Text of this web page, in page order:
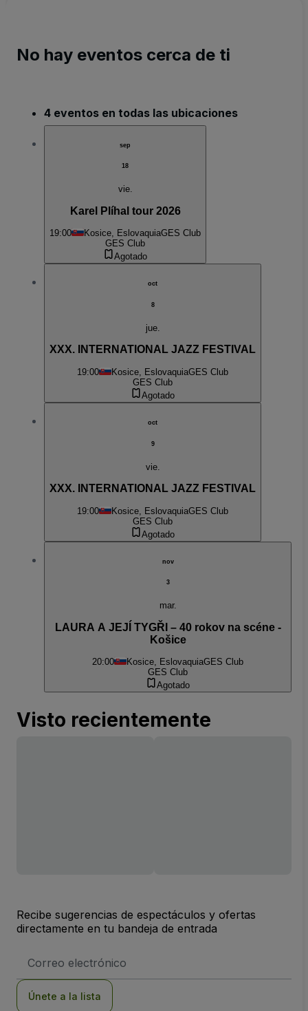
No hay eventos cerca de ti
4 eventos en todas las ubicaciones
sep
18
vie.
Karel Plíhal tour 2026
19:00 Kosice, EslovaquiaGES Club
GES Club
Agotado
oct
8
jue.
XXX. INTERNATIONAL JAZZ FESTIVAL
19:00 Kosice, EslovaquiaGES Club
GES Club
Agotado
oct
9
vie.
XXX. INTERNATIONAL JAZZ FESTIVAL
19:00 Kosice, EslovaquiaGES Club
GES Club
Agotado
nov
3
mar.
LAURA A JEJÍ TYGŘI – 40 rokov na scéne -
Košice
20:00 Kosice, EslovaquiaGES Club
GES Club
Agotado
Visto recientemente
Recibe sugerencias de espectáculos y ofertas
directamente en tu bandeja de entrada
de
Únete a la lista